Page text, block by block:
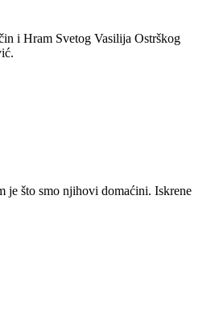
i Hram Svetog Vasilija Ostrškog
je što smo njihovi domaćini. Iskrene